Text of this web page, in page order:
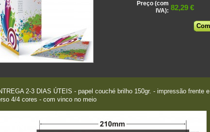
Preço (com
IVA): 82,29 €
2-3 DIAS ÚTEIS - papel couché brilho 150gr. - impressão frente e
4/4 cores - com vinco no meio